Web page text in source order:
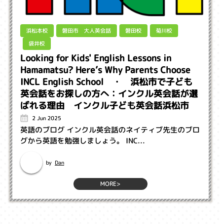
浜松本校 磐田市 大人英会話 磐田校
菊川校
袋井校
Looking for Kids' English Lessons in
Hamamatsu? Here’s Why Parents Choose
INCL English School ・ 浜松市で子ども
英会話をお探しの方へ：インクル英会話が選
ばれる理由 インクル子ども英会話浜松市
2 Jun 2025
英語のブログ インクル英会話のネイティブ先生のブロ
グから英語を勉強しましょう。 INC...
by Dan
MORE>